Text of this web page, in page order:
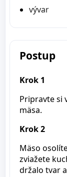
vývar
Postup
Krok 1
Pripravte si
mäsa.
Krok 2
Mäso
zviažete
držalo tvar